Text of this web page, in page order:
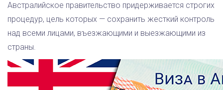
Австралийское правительство придерживается строгих
процедур, цель которых — сохранить жесткий контроль
над всеми лицами, въезжающими и выезжающими из
страны.